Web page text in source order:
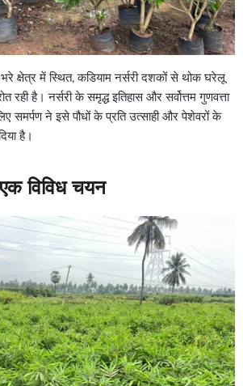
क्षेत्र में स्थित, कडियाम नर्सरी दशकों से थोक घरेलू
रही है। नर्सरी के समृद्ध इतिहास और सर्वोत्तम गुणवत्ता
समर्पण ने इसे पौधों के प्रति उत्साही और पेशेवरों के
है।
विविध चयन